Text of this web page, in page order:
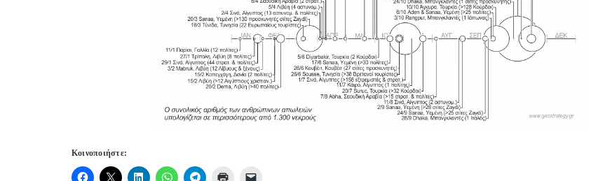
Κοινοποιήστε: